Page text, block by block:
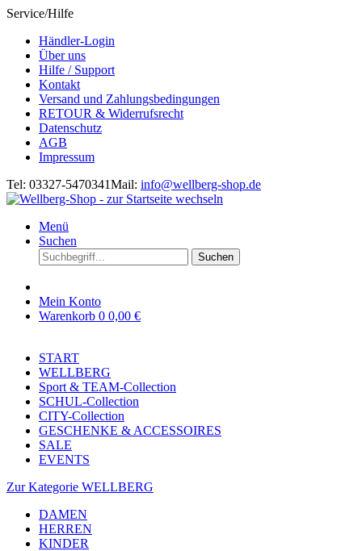
Service/Hilfe
Händler-Login
Über uns
Hilfe / Support
Kontakt
Versand und Zahlungsbedingungen
RETOUR & Widerrufsrecht
Datenschutz
AGB
Impressum
Tel: 03327-5470341Mail: info@wellberg-shop.de
Menü
Suchen
Suchen
Mein Konto
Warenkorb 0 0,00 €
START
WELLBERG
Sport & TEAM-Collection
SCHUL-Collection
CITY-Collection
GESCHENKE & ACCESSOIRES
SALE
EVENTS
Zur Kategorie WELLBERG
DAMEN
HERREN
KINDER